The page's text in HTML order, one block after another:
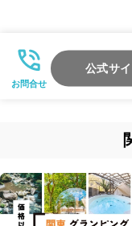
お問合せ
公式サ